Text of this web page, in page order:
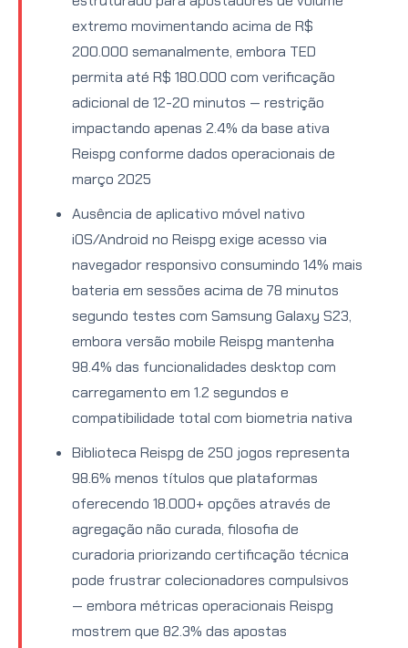
extremo movimentando acima de R$
200.000 semanalmente, embora TED
permita até R$ 180.000 com verificação
adicional de 12-20 minutos — restrição
impactando apenas 2.4% da base ativa
Reispg conforme dados operacionais de
março 2025
Ausência de aplicativo móvel nativo
iOS/Android no Reispg exige acesso via
navegador responsivo consumindo 14% mais
bateria em sessões acima de 78 minutos
segundo testes com Samsung Galaxy S23,
embora versão mobile Reispg mantenha
98.4% das funcionalidades desktop com
carregamento em 1.2 segundos e
compatibilidade total com biometria nativa
Biblioteca Reispg de 250 jogos representa
98.6% menos títulos que plataformas
oferecendo 18.000+ opções através de
agregação não curada, filosofia de
curadoria priorizando certificação técnica
pode frustrar colecionadores compulsivos
— embora métricas operacionais Reispg
mostrem que 82.3% das apostas